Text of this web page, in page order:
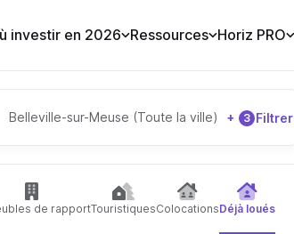
investir en 2026 Ressources Horiz PRO
Belleville-sur-Meuse (Toute la ville) + 3 Filtrer
de rapportTouristiquesColocationsDéjà loués